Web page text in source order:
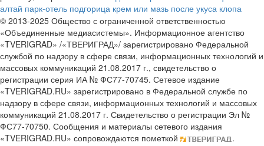
алтай парк-отель подгорица крем или мазь после укуса клопа
© 2013-2025 Общество с ограниченной ответственностью
«Объединенные медиасистемы». Информационное агентство
«TVERIGRAD» /«ТВЕРИГРАД»/ зарегистрировано Федеральной
службой по надзору в сфере связи, информационных технологий и
массовых коммуникаций 21.08.2017 г., свидетельство о
регистрации серия ИА № ФС77-70745. Сетевое издание
«TVERIGRAD.RU» зарегистрировано в Федеральной службе по
надзору в сфере связи, информационных технологий и массовых
коммуникаций 21.08.2017 г. Свидетельство о регистрации Эл №
ФС77-70750. Сообщения и материалы сетевого издания
«TVERIGRAD.RU» сопровождаются пометкой
.